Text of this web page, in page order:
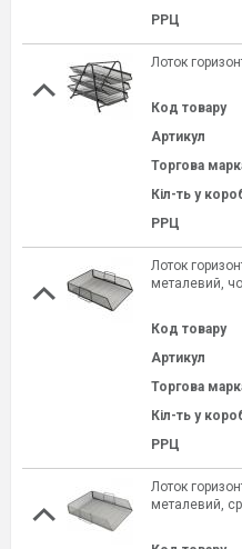
РРЦ
Лоток
Код товару
Артикул
Торгова
Кіл-ть у
РРЦ
Лоток
металевий,
Код товару
Артикул
Торгова
Кіл-ть у
РРЦ
Лоток
металевий,